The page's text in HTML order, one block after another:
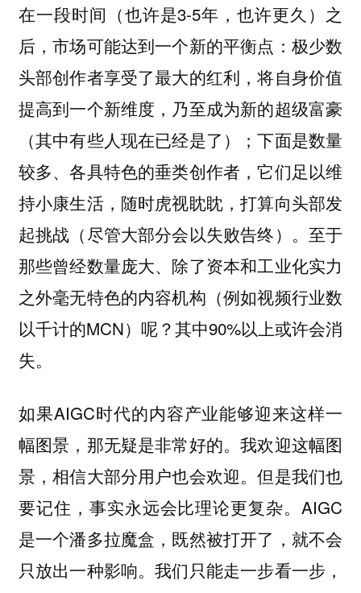
在一段时间（也许是3-5年，也许更久）之
后，市场可能达到一个新的平衡点：极少数
头部创作者享受了最大的红利，将自身价值
提高到一个新维度，乃至成为新的超级富豪
（其中有些人现在已经是了）；下面是数量
较多、各具特色的垂类创作者，它们足以维
持小康生活，随时虎视眈眈，打算向头部发
起挑战（尽管大部分会以失败告终）。至于
那些曾经数量庞大、除了资本和工业化实力
之外毫无特色的内容机构（例如视频行业数
以千计的MCN）呢？其中90%以上或许会消
失。
如果AIGC时代的内容产业能够迎来这样一
幅图景，那无疑是非常好的。我欢迎这幅图
景，相信大部分用户也会欢迎。但是我们也
要记住，事实永远会比理论更复杂。AIGC
是一个潘多拉魔盒，既然被打开了，就不会
只放出一种影响。我们只能走一步看一步，